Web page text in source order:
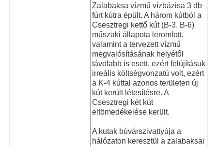
Zalabaksa vízmű vízbázisa 3 db
fúrt kútra épült. A három kútból a
Csesztregi kettő kút (B-3, B-6)
műszaki állapota leromlott,
valamint a tervezett vízmű
megvalósításának helyétől
távolabb is esett, ezért felújításuk
irreális költségvonzatú volt, ezért
a K-4 kúttal azonos területen új
kút került létesítésre. A
Csesztregi két kút
eltömedékelése került.
A kutak búvárszivattyúja a
hálózaton keresztül a zalabaksai